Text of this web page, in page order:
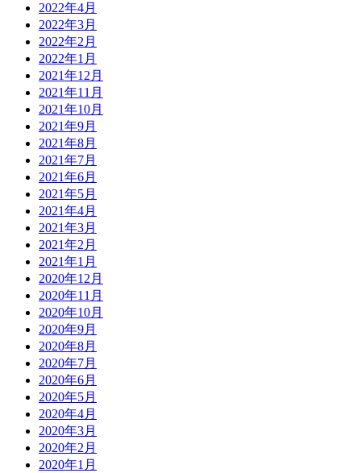
2022年4月
2022年3月
2022年2月
2022年1月
2021年12月
2021年11月
2021年10月
2021年9月
2021年8月
2021年7月
2021年6月
2021年5月
2021年4月
2021年3月
2021年2月
2021年1月
2020年12月
2020年11月
2020年10月
2020年9月
2020年8月
2020年7月
2020年6月
2020年5月
2020年4月
2020年3月
2020年2月
2020年1月